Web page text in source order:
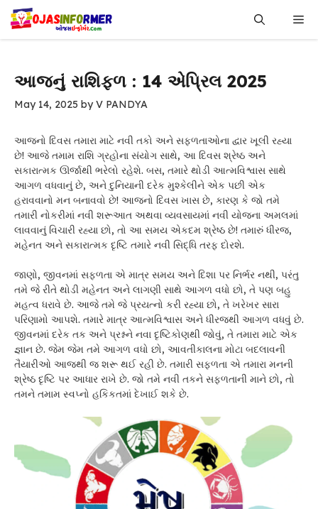
Skip
content
આજનું રાશિફળ : 14 એપ્રિલ 2025
May 14, 2025 byV PANDYA
આજનો દિવસ તમારા માટે નવી તકો અને સફળતાઓના દ્વાર ખૂલી રહ્યા
છે! આજે તમામ રાશિ ગ્રહોના સંયોગ સાથે, આ દિવસ શ્રેષ્ઠ અને
સકારાત્મક ઊર્જાથી ભરેલો રહેશે. બસ, તમારે થોડી આત્મવિશ્વાસ સાથે
આગળ વધવાનું છે, અને દુનિયાની દરેક મુશ્કેલીને એક પછી એક
હરાવવાનો મન બનાવવો છે! આજનો દિવસ ખાસ છે, કારણ કે જો તમે
તમારી નોકરીમાં નવી શરૂઆત અથવા વ્યવસાયમાં નવી યોજના અમલમાં
લાવવાનું વિચારી રહ્યા છો, તો આ સમય એકદમ શ્રેષ્ઠ છે! તમારું ધીરજ,
મહેનત અને સકારાત્મક દૃષ્ટિ તમારે નવી સિદ્ધિ તરફ દોરશે.
જાણો, જીવનમાં સફળતા એ માત્ર સમય અને દિશા પર નિર્ભર નથી, પરંતુ
તમે જે રીતે થોડી મહેનત અને લાગણી સાથે આગળ વધો છો, તે પણ બહુ
મહત્વ ધરાવે છે. આજે તમે જે પ્રયત્નો કરી રહ્યા છો, તે ખરેખર સારા
પરિણામો આપશે. તમારે માત્ર આત્મવિશ્વાસ અને ધીરજથી આગળ વધવું છે.
જીવનમાં દરેક તક અને પ્રશ્નને નવા દૃષ્ટિકોણથી જોવું, તે તમારા માટે એક
જ્ઞાન છે. જેમ જેમ તમે આગળ વધો છો, આવતીકાલના મોટા બદલાવની
તૈયારીઓ આજથી જ શરૂ થઈ રહી છે. તમારી સફળતા એ તમારા મનની
શ્રેષ્ઠ દૃષ્ટિ પર આધાર રાખે છે. જો તમે નવી તકને સફળતાની માને છો, તો
તમને તમામ સ્વપ્નો હકિકતમાં દેખાઈ શકે છે.